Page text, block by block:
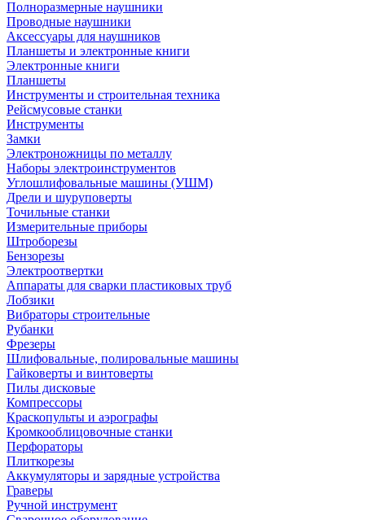
Полноразмерные наушники
Проводные наушники
Аксессуары для наушников
Планшеты и электронные книги
Электронные книги
Планшеты
Инструменты и строительная техника
Рейсмусовые станки
Инструменты
Замки
Электроножницы по металлу
Наборы электроинструментов
Углошлифовальные машины (УШМ)
Дрели и шуруповерты
Точильные станки
Измерительные приборы
Штроборезы
Бензорезы
Электроотвертки
Аппараты для сварки пластиковых труб
Лобзики
Вибраторы строительные
Рубанки
Фрезеры
Шлифовальные, полировальные машины
Гайковерты и винтоверты
Пилы дисковые
Компрессоры
Краскопульты и аэрографы
Кромкооблицовочные станки
Перфораторы
Плиткорезы
Аккумуляторы и зарядные устройства
Граверы
Ручной инструмент